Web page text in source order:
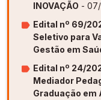
INOVAÇÃO -
Edital nº 69/
Seletivo para
Gestão em
Edital nº 24/
Mediador
Graduação